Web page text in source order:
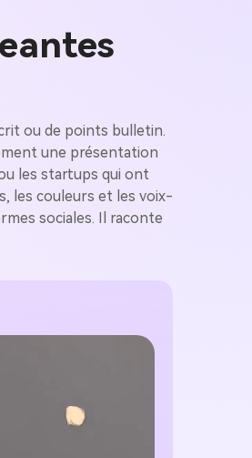
ou de points bulletin.
une présentation
les startups qui ont
les couleurs et les voix-
sociales. Il raconte